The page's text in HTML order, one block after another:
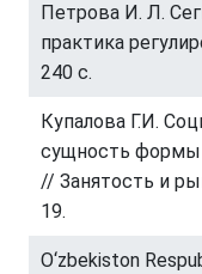
Петрова И. Л.
практика
240 с.
Купалова Г.И.
сущность формы
// Занятость и
19.
O‘zbekiston